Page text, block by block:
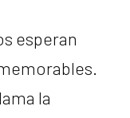
esperan
la